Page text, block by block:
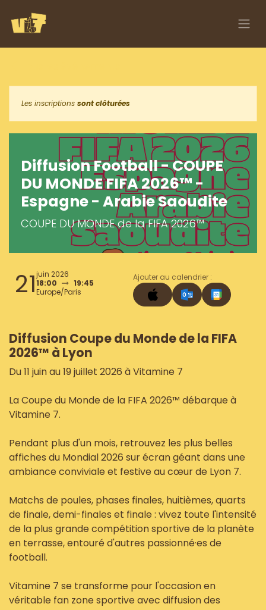
Les inscriptions sont clôturées
Diffusion Football - COUPE
DU MONDE FIFA 2026™ -
Espagne - Arabie Saoudite
COUPE DU MONDE de la FIFA 2026™
21juin 2026
18:00
19:45
Europe/Paris
Ajouter au calendrier :
Diffusion Coupe du Monde de la FIFA
2026™ à Lyon
Du 11 juin au 19 juillet 2026 à Vitamine 7
La Coupe du Monde de la FIFA 2026™ débarque à
Vitamine 7.
Pendant plus d'un mois, retrouvez les plus belles
affiches du Mondial 2026 sur écran géant dans une
ambiance conviviale et festive au cœur de Lyon 7.
Matchs de poules, phases finales, huitièmes, quarts
de finale, demi-finales et finale : vivez toute l'intensité
de la plus grande compétition sportive de la planète
en terrasse, entouré d'autres passionné·es de
football.
Vitamine 7 se transforme pour l'occasion en
véritable fan zone sportive avec diffusion des